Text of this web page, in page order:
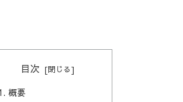
目次
概要